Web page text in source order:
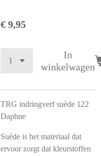
€ 9,95
In
winkelwagen
TRG indringverf suède 122
Daphne
Suède is het materiaal dat
ervoor zorgt dat kleurstoffen